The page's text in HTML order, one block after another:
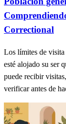
Correctional
Los límites de
esté alojado su ser
puede recibir
verificar antes de